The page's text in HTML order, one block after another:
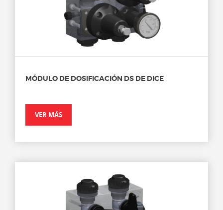
MÓDULO DE DOSIFICACIÓN DS DE DICE
VER MÁS